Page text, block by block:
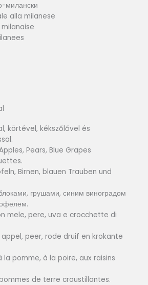
милански
alla milanese
körtével, kékszőlővel és
Pears, Blue Grapes
Birnen, blauen Trauben und
грушами, синим виноградом
mele, pere, uva e crocchette di
peer, rode druif en krokante
la pomme, à la poire, aux raisins
de terre croustillantes.